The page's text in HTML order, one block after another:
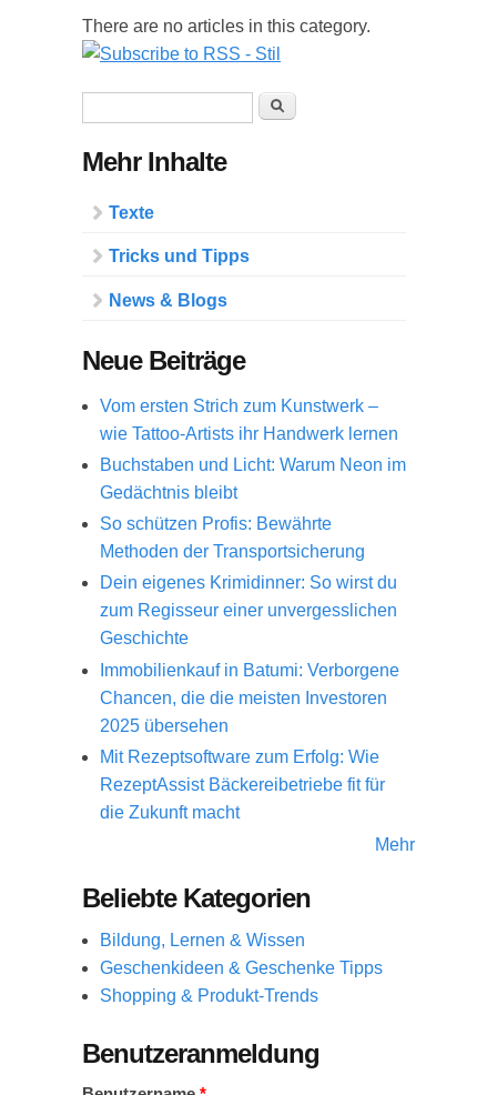
There are no articles in this category.
Suche
Mehr Inhalte
Texte
Tricks und Tipps
News & Blogs
Neue Beiträge
Vom ersten Strich zum Kunstwerk –
wie Tattoo-Artists ihr Handwerk lernen
Buchstaben und Licht: Warum Neon im
Gedächtnis bleibt
So schützen Profis: Bewährte
Methoden der Transportsicherung
Dein eigenes Krimidinner: So wirst du
zum Regisseur einer unvergesslichen
Geschichte
Immobilienkauf in Batumi: Verborgene
Chancen, die die meisten Investoren
2025 übersehen
Mit Rezeptsoftware zum Erfolg: Wie
RezeptAssist Bäckereibetriebe fit für
die Zukunft macht
Mehr
Beliebte Kategorien
Bildung, Lernen & Wissen
Geschenkideen & Geschenke Tipps
Shopping & Produkt-Trends
Benutzeranmeldung